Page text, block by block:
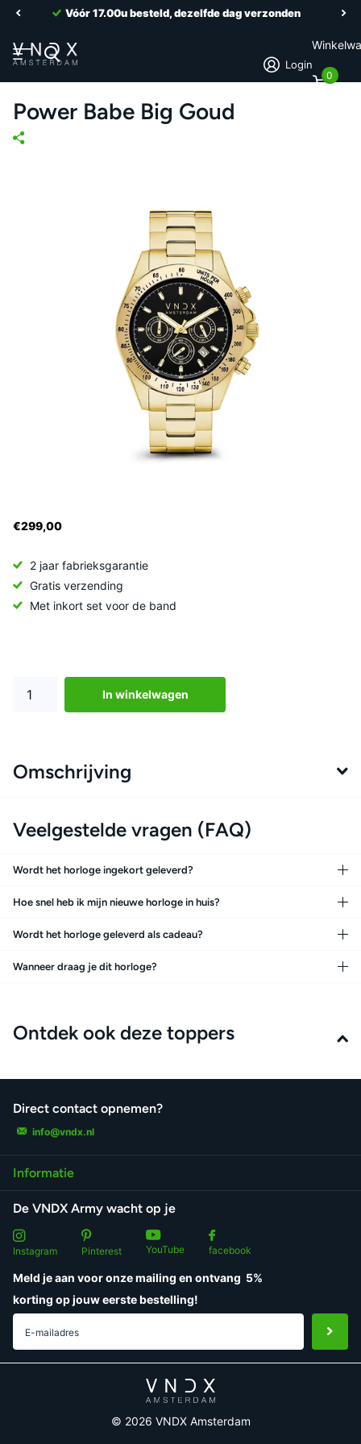
Vóór 17.00u besteld, dezelfde dag verzonden
Login
0
Power Babe Big Goud
€299,00
2 jaar fabrieksgarantie
Gratis verzending
Met inkort set voor de band
In winkelwagen
Omschrijving
Veelgestelde vragen (FAQ)
Wordt het horloge ingekort geleverd?
Hoe snel heb ik mijn nieuwe horloge in huis?
Wordt het horloge geleverd als cadeau?
Wanneer draag je dit horloge?
Ontdek ook deze toppers
Direct contact opnemen?
info@vndx.nl
Informatie
De VNDX Army wacht op je
Instagram Pinterest YouTube facebook
Meld je aan voor onze mailing en ontvang 5%
korting op jouw eerste bestelling!
© 2026 VNDX Amsterdam